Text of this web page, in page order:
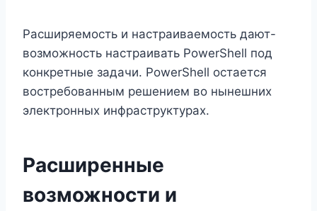
Расширяемость и настраиваемость дают-
возможность настраивать PowerShell под
конкретные задачи. PowerShell остается
востребованным решением во нынешних
электронных инфраструктурах.
Расширенные
возможности и